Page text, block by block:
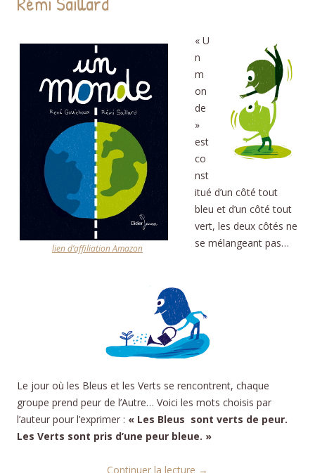
lien d’affiliation Amazon
« U
n
m
on
de
»
est
co
nst
itué d’un côté tout
bleu et d’un côté tout
vert, les deux côtés ne
se mélangeant pas…
Le jour où les Bleus et les Verts se rencontrent, chaque
groupe prend peur de l’Autre… Voici les mots choisis par
l’auteur pour l’exprimer : « Les Bleus sont verts de peur.
Les Verts sont pris d’une peur bleue. »
Continuer la lecture →